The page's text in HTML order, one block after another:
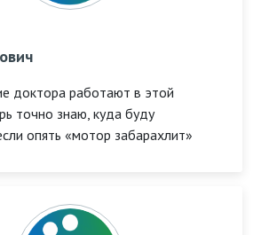
доктора работают в этой
точно знаю, куда буду
опять «мотор забарахлит»